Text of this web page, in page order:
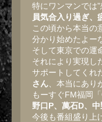
特にワンマンでは
員気合入り過ぎ、
この頃から本当の
分かり始めたよー
そして東京での運
それにより実現し
サポートしてくれ
さん 、本当にあり
もーすぐFM福岡
野口P、萬石D、
今後も番組盛り上